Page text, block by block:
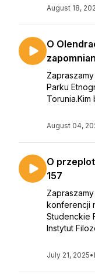
August 18,
O
Parku
Torunia.Kim
August 04,
O
157
konferencji
Studenckie
Instytut
July 21, 2025•